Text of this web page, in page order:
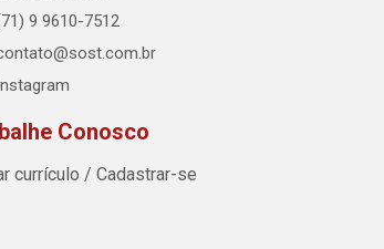
9 9610-7512
Conosco
currículo / Cadastrar-se